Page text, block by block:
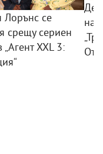
Лорънс се
срещу сериен
XXL 3:
на